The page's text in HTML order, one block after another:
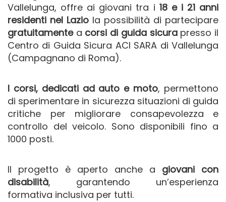
Vallelunga, offre ai giovani tra i 18 e i 21 anni
residenti nel Lazio la possibilità di partecipare
gratuitamentea corsi di guida sicurapresso il
Centro di Guida Sicura ACI SARA di Vallelunga
(Campagnano di Roma).
I corsi, dedicati ad auto e moto, permettono
di sperimentare in sicurezza situazioni di guida
critiche per migliorare consapevolezza e
controllo del veicolo. Sono disponibili fino a
1000 posti.
Il progetto è aperto anche a giovani con
disabilità, garantendo un’esperienza
formativa inclusiva per tutti.